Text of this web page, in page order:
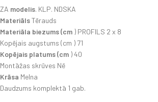
ZA modelis. KLP. NDSKA
MateriālsTērauds
Materiāla biezums (cm ) PROFILS 2 x 8
Kopējais augstums (cm ) 71
Kopējais platums (cm ) 40
Montāžas skrūves Nē
Krāsa Melna
Daudzums komplektā 1 gab.